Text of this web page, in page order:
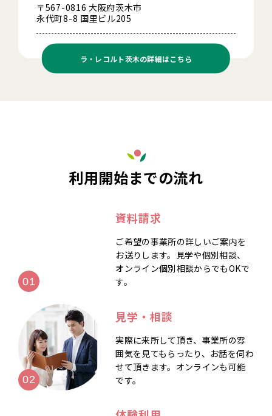
〒567-0816 大阪府茨木市
永代町8-8 国里ビル205
ラ・レコルト茨木の詳細はこちら
利用開始までの流れ
資料請求
ご希望の事業所の詳しいご案内を
お送りします。見学や個別相談、
オンライン個別相談からでもOKで
す。
見学・相談
実際に来所して頂き、事業所の雰
囲気を見てもらったり、お話を伺わ
せて頂きます。オンラインも可能
です。